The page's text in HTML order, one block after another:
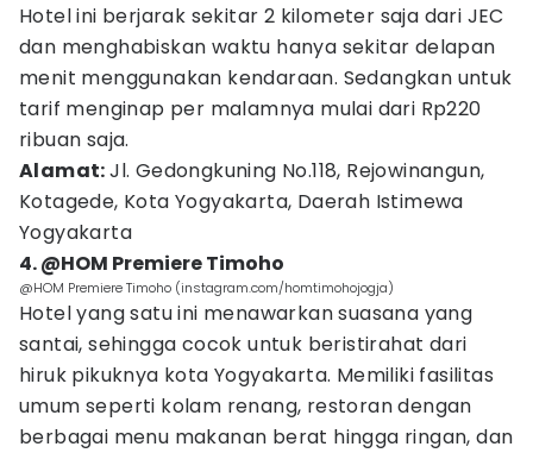
Hotel ini berjarak sekitar 2 kilometer saja dari JEC
dan menghabiskan waktu hanya sekitar delapan
menit menggunakan kendaraan. Sedangkan untuk
tarif menginap per malamnya mulai dari Rp220
ribuan saja.
Alamat:Jl. Gedongkuning No.118, Rejowinangun,
Kotagede, Kota Yogyakarta, Daerah Istimewa
Yogyakarta
4. @HOM Premiere Timoho
@HOM Premiere Timoho (instagram.com/homtimohojogja)
Hotel yang satu ini menawarkan suasana yang
santai, sehingga cocok untuk beristirahat dari
hiruk pikuknya kota Yogyakarta. Memiliki fasilitas
umum seperti kolam renang, restoran dengan
berbagai menu makanan berat hingga ringan, dan